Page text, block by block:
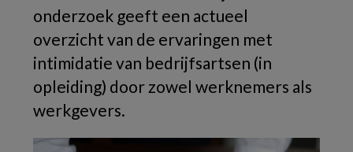
onderzoek geeft een actueel
overzicht van de ervaringen met
intimidatie van bedrijfsartsen (in
opleiding) door zowel werknemers als
werkgevers.